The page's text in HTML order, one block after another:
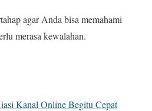
agar Anda bisa memahami
merasa kewalahan.
Kanal Online Begitu Cepat